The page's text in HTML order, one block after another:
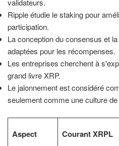
validateurs.
Ripple étudie le staking pour
participation.
La conception du consensus et
adaptées pour les récompenses.
Les entreprises cherchent à
grand livre XRP.
Le jalonnement est considéré
seulement comme une culture
Aspect Courant XRPL